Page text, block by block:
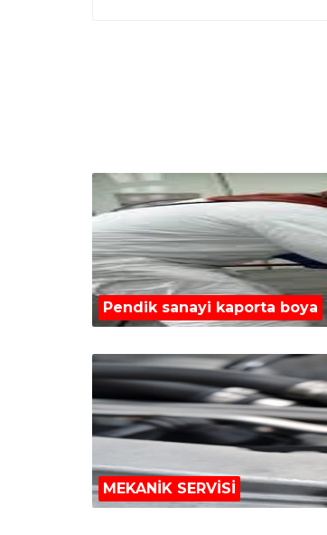
Pendik sanayi kaporta boya
MEKANİK SERVİSİ